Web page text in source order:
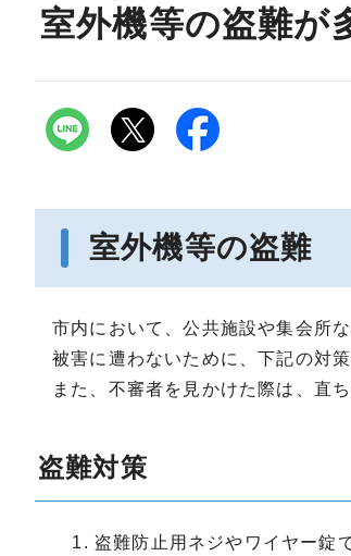
室外機等の盗難が
室外機等の盗難
市内において、公共施設や集会所
被害に遭わないために、下記の対
また、不審者を見かけた際は、直
盗難対策
盗難防止用ネジやワイヤー錠